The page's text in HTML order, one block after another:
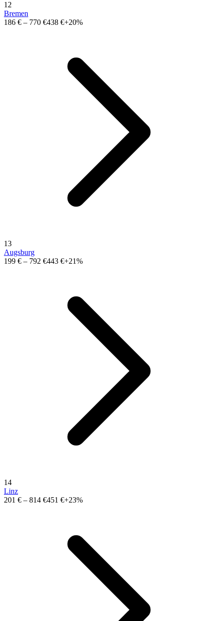
12
Bremen
186 € – 770 €438 €+20%
13
Augsburg
199 € – 792 €443 €+21%
14
Linz
201 € – 814 €451 €+23%